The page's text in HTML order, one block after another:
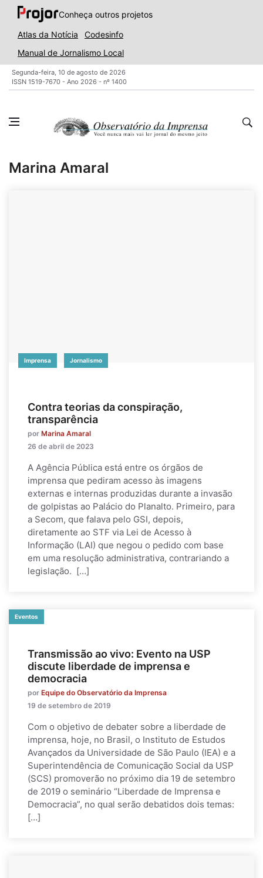
Conheça outros projetos
Atlas da Notícia
Codesinfo
Manual de Jornalismo Local
Segunda-feira, 10 de agosto de 2026
ISSN 1519-7670 - Ano 2026 - nº 1400
Marina Amaral
Imprensa Jornalismo
Contra teorias da conspiração,
transparência
por Marina Amaral
26 de abril de 2023
A Agência Pública está entre os órgãos de
imprensa que pediram acesso às imagens
externas e internas produzidas durante a invasão
de golpistas ao Palácio do Planalto. Primeiro, para
a Secom, que falava pelo GSI, depois,
diretamente ao STF via Lei de Acesso à
Informação (LAI) que negou o pedido com base
em uma resolução administrativa, contrariando a
legislação. […]
Eventos
Transmissão ao vivo: Evento na USP
discute liberdade de imprensa e
democracia
por Equipe do Observatório da Imprensa
19 de setembro de 2019
Com o objetivo de debater sobre a liberdade de
imprensa, hoje, no Brasil, o Instituto de Estudos
Avançados da Universidade de São Paulo (IEA) e a
Superintendência de Comunicação Social da USP
(SCS) promoverão no próximo dia 19 de setembro
de 2019 o seminário “Liberdade de Imprensa e
Democracia”, no qual serão debatidos dois temas:
[…]